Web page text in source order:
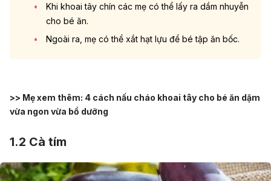
Khi khoai tây chín các mẹ có thể lấy ra dầm nhuyễn
cho bé ăn.
Ngoài ra, mẹ có thể xắt hạt lựu để bé tập ăn bốc.
>> Mẹ xem thêm: 4 cách nấu cháo khoai tây cho bé ăn dặm
vừa ngon vừa bổ dưỡng
1.2 Cà tím